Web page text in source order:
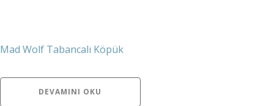
Mad Wolf Tabancalı Köpük
DEVAMINI OKU